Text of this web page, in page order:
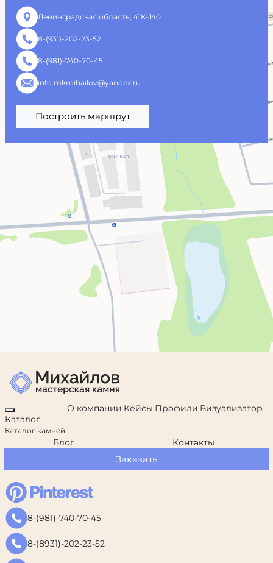
Ленинградская область, 41К-140
8-(931)-202-23-52
8-(981)-740-70-45
info.mkmihailov@yandex.ru
Построить маршрут
Каталог
Каталог камней
О компании Кейсы Профили Визуализатор
Блог Контакты
Заказать
8-(981)-740-70-45
8-(8931)-202-23-52